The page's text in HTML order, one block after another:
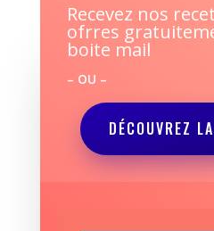
Recevez nos
ofrres
boite mail
– OU –
DÉCOUVREZ